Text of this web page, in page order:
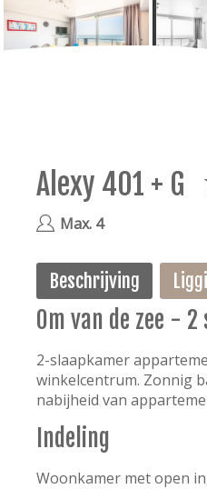
Alexy 401 + G
Max. 4
Beschrijving
0m van de zee -
2-slaapkamer
winkelcentrum. Zonnig
nabijheid van
Indeling
Woonkamer met open